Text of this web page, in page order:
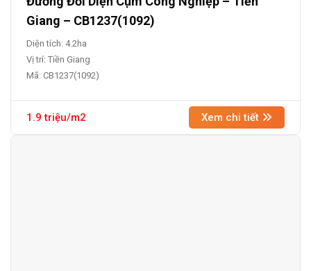
Giang – CB1237(1092)
Diện tích: 4.2ha
Vị trí: Tiền Giang
Mã: CB1237(1092)
1.9 triệu/m2 Xem chi tiết